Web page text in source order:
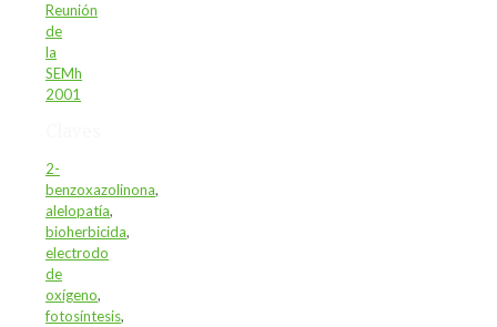
Reunión
de
la
SEMh
2001
2-
benzoxazolinona,
alelopatía,
bioherbicida,
electrodo
de
oxígeno,
fotosíntesis,